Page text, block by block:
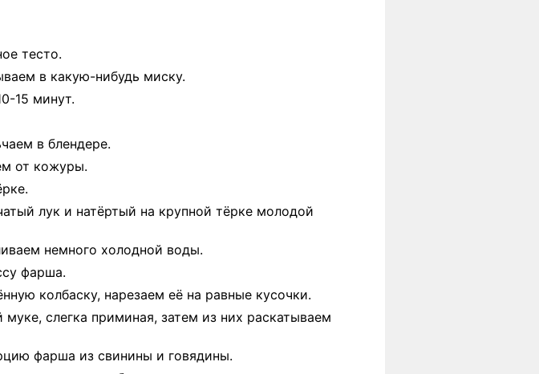
тесто.
в какую-нибудь миску.
15 минут.
в блендере.
от кожуры.
лук и натёртый на крупной тёрке молодой
немного холодной воды.
фарша.
колбаску, нарезаем её на равные кусочки.
слегка приминая, затем из них раскатываем
фарша из свинины и говядины.